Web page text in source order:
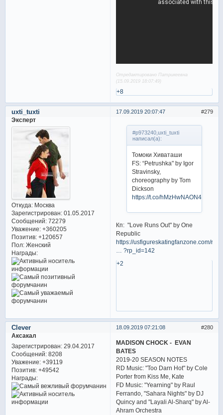
Отредактировано Патрикеевна
(15.09.2019 18:07:49)
+8
279
17.09.2019 20:07:47
uxti_tuxti
Эксперт
Откуда:Москва
Зарегистрирован: 01.05.2017
Сообщений:72279
Уважение: +360205
Позитив: +120657
Пол:Женский
Награды:
#p973240,uxti_tuxti
написал(а):
Томоки Хиваташи
FS: “Petrushka" by Igor
Stravinsky,
choreography by Tom
Dickson
https://t.co/hMzHwNAON4
Кп: "Love Runs Out" by One
Republic
https://usfigureskatingfanzone.com/rost
… ?rp_id=142
+2
280
18.09.2019 07:21:08
Clever
Аксакал
Зарегистрирован: 29.04.2017
Сообщений:8208
Уважение: +39119
Позитив: +49542
Награды:
MADISON CHOCK - EVAN
BATES
2019-20 SEASON NOTES
RD Music: "Too Darn Hot" by Cole
Porter from Kiss Me, Kate
FD Music: "Yearning" by Raul
Ferrando, "Sahara Nights" by DJ
Quincy and "Layali Al-Sharq" by Al-
Ahram Orchestra